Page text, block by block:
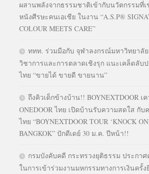
ผสานพลังจากธรรมชาติเข้ากับนวัตกรรมที่เ
หนังศีรษะคนเอเชีย ในงาน “A.S.P®
COLOUR MEETS CARE”
ททท. ร่วมมือกับ จุฬาลงกรณ์มหาวิทยาลั
วิชาการและการตลาดเชิงรุก แนะเคล็ดลับ
ไทย “ขายได้ ขายดี ขายนาน”
ถึงคิวเด็กข้างบ้าน!! BOYNEXTDOOR เ
ONEDOOR ไทย เปิดบ้านรับความสดใส กั
ไทย “BOYNEXTDOOR TOUR ‘KNOCK
BANGKOK” ปักดีเดย์ 30 ม.ค. ปีหน้า!!
กรมบังคับคดี กระทรวงยุติธรรม ประกา
ในการเข้าร่วมงานมหกรรมทางการเงินครั้